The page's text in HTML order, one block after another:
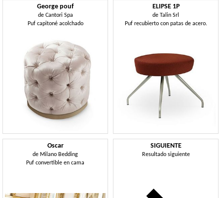
George pouf
de Cantori Spa
Puf capitoné acolchado
ELIPSE 1P
de Talin Srl
Puf recubierto con patas de acero.
Oscar
de Milano Bedding
Puf convertible en cama
SIGUIENTE
Resultado siguiente